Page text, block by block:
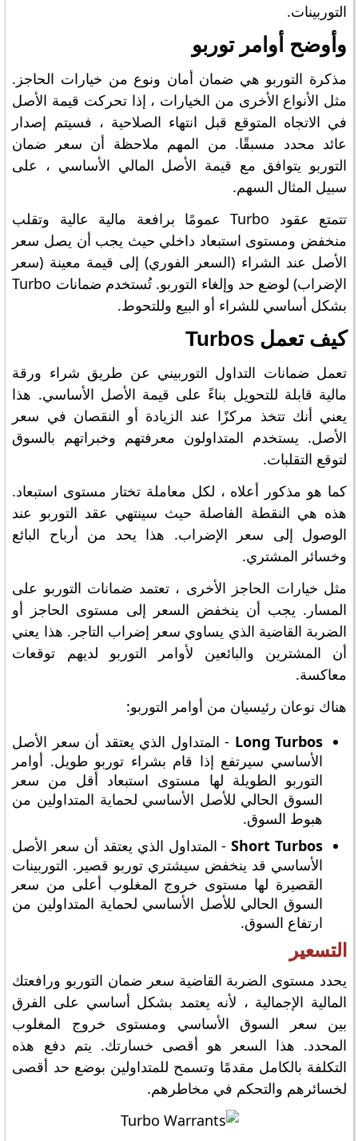
التوربينات.
وأوضح أوامر توربو
مذكرة التوربو هي ضمان أمان ونوع من خيارات الحاجز.
مثل الأنواع الأخرى من الخيارات ، إذا تحركت قيمة الأصل
في الاتجاه المتوقع قبل انتهاء الصلاحية ، فسيتم إصدار
عائد محدد مسبقًا. من المهم ملاحظة أن سعر ضمان
التوربو يتوافق مع قيمة الأصل المالي الأساسي ، على
سبيل المثال السهم.
تتمتع عقود Turbo عمومًا برافعة مالية عالية وتقلب
منخفض ومستوى استبعاد داخلي حيث يجب أن يصل سعر
الأصل عند الشراء (السعر الفوري) إلى قيمة معينة (سعر
الإضراب) لوضع حد وإلغاء التوربو. تُستخدم ضمانات Turbo
بشكل أساسي للشراء أو البيع وللتحوط.
كيف تعمل Turbos
تعمل ضمانات التداول التوربيني عن طريق شراء ورقة
مالية قابلة للتحويل بناءً على قيمة الأصل الأساسي. هذا
يعني أنك تتخذ مركزًا عند الزيادة أو النقصان في سعر
الأصل. يستخدم المتداولون معرفتهم وخبراتهم بالسوق
لتوقع التقلبات.
كما هو مذكور أعلاه ، لكل معاملة تختار مستوى استبعاد.
هذه هي النقطة الفاصلة حيث سينتهي عقد التوربو عند
الوصول إلى سعر الإضراب. هذا يحد من أرباح البائع
وخسائر المشتري.
مثل خيارات الحاجز الأخرى ، تعتمد ضمانات التوربو على
المسار. يجب أن ينخفض ​​السعر إلى مستوى الحاجز أو
الضربة القاضية الذي يساوي سعر إضراب التاجر. هذا يعني
أن المشترين والبائعين لأوامر التوربو لديهم توقعات
معاكسة.
هناك نوعان رئيسيان من أوامر التوربو:
Long Turbos - المتداول الذي يعتقد أن سعر الأصل
الأساسي سيرتفع إذا قام بشراء توربو طويل. أوامر
التوربو الطويلة لها مستوى استبعاد أقل من سعر
السوق الحالي للأصل الأساسي لحماية المتداولين من
هبوط السوق.
Short Turbos- المتداول الذي يعتقد أن سعر الأصل
الأساسي قد ينخفض ​​سيشتري توربو قصير. التوربينات
القصيرة لها مستوى خروج المغلوب أعلى من سعر
السوق الحالي للأصل الأساسي لحماية المتداولين من
ارتفاع السوق.
التسعير
يحدد مستوى الضربة القاضية سعر ضمان التوربو ورافعتك
المالية الإجمالية ، لأنه يعتمد بشكل أساسي على الفرق
بين سعر السوق الأساسي ومستوى خروج المغلوب
المحدد. هذا السعر هو أقصى خسارتك. يتم دفع هذه
التكلفة بالكامل مقدمًا وتسمح للمتداولين بوضع حد أقصى
لخسائرهم والتحكم في مخاطرهم.